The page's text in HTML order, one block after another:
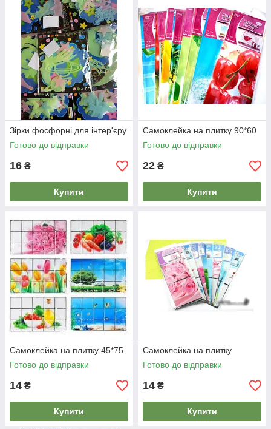
Зірки фосфорні для інтер'єру
Готово до відправки
16 ₴
Купити
Самоклейка на плитку 90*60
Готово до відправки
22 ₴
Купити
Самоклейка на плитку 45*75
Готово до відправки
14 ₴
Купити
Самоклейка на плитку
Готово до відправки
14 ₴
Купити